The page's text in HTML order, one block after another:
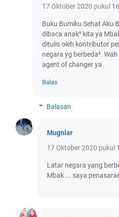
17 Oktober 2020 pukul
Buku Bumiku Sehat Aku
dibaca anak² kita ya
ditulis oleh kontributor
negara yg berbeda².
agent of changer ya
Balas
Balasan
Mugniar
17 Oktober 2020 pukul
Latar negara yang
Mbak ... saya